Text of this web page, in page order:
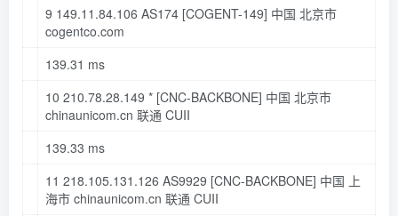
9 149.11 .84.106 AS174 [COGENT-149] 中国 北京市
cogentco.com
139.31 ms
10 210.78.28.149 * [CNC-BACKBONE] 中国 北京市
chinaunicom.cn 联通 CUII
139.33 ms
11 218.105.131.126 AS9929 [CNC-BACKBONE] 中国 上
海市 chinaunicom.cn 联通 CUII